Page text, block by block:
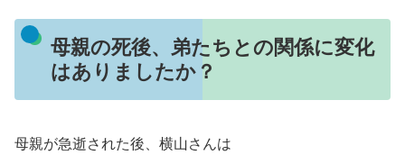
母親の死後、弟たちとの関係に変化
はありましたか？
母親が急逝された後、横山さんは